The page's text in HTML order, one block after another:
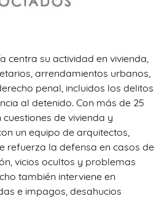
centra su actividad en vivienda,
arrendamientos urbanos,
penal, incluidos los delitos
al detenido. Con más de 25
de vivienda y
un equipo de arquitectos,
refuerza la defensa en casos de
vicios ocultos y problemas
también interviene en
e impagos, desahucios